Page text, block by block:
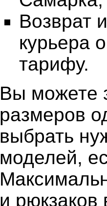
Возврат
курьера
тарифу.
Вы можете
размеров
выбрать
моделей,
и рюкзаков